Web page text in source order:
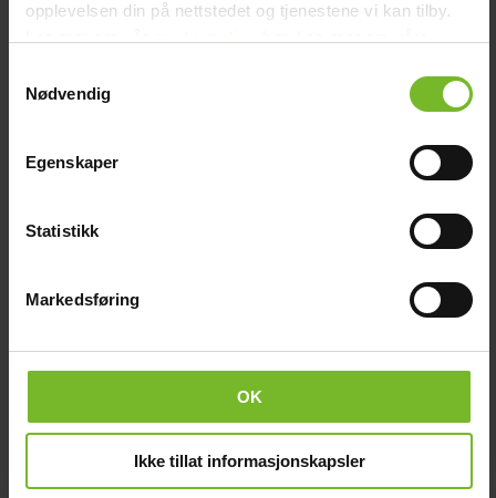
opplevelsen din på nettstedet og tjenestene vi kan tilby.
Nødvendig
Egenskaper
Statistikk
Markedsføring
OK
Ikke tillat informasjonskapsler
Köp fler få 15%